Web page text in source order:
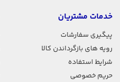
خدمات مشتریان
پیگیری سفارشات
رویه های بازگرداندن کالا
شرایط استفاده
حریم خصوصی